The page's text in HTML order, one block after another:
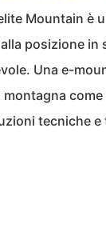
Mountain è
posizione in
Una e-
tecniche